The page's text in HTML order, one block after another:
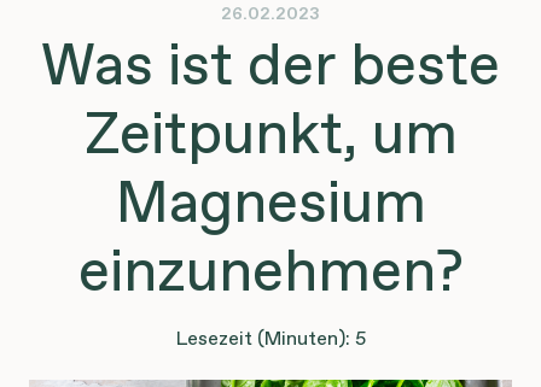
26.02.2023
Was ist der beste
Zeitpunkt, um
Magnesium
einzunehmen?
Lesezeit (Minuten): 5